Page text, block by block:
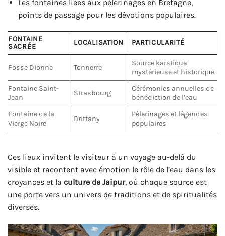
Les fontaines liées aux pèlerinages en Bretagne,
points de passage pour les dévotions populaires.
FONTAINE
SACRÉE
LOCALISATION PARTICULARITÉ
Fosse Dionne Tonnerre
Source karstique
mystérieuse et historique
Fontaine Saint-
Jean
Strasbourg
Cérémonies annuelles de
bénédiction de l’eau
Fontaine de la
Vierge Noire
Brittany
Pèlerinages et légendes
populaires
Ces lieux invitent le visiteur à un voyage au-delà du
visible et racontent avec émotion le rôle de l’eau dans les
croyances et la culture de Jaipur, où chaque source est
une porte vers un univers de traditions et de spiritualités
diverses.